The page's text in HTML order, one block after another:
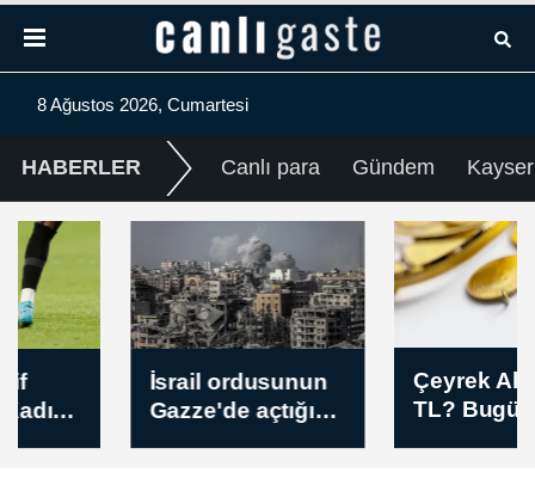
8 Ağustos 2026, Cumartesi
HABERLER Canlı para Gündem
İsrail ordusunun
Gazze'de açtığı
Çeyrek Altın Kaç
TL? Bugün